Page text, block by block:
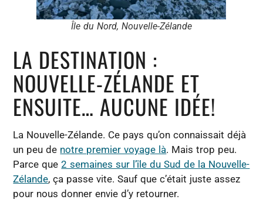
Île du Nord, Nouvelle-Zélande
LA DESTINATION :
NOUVELLE-ZÉLANDE ET
ENSUITE… AUCUNE IDÉE!
La Nouvelle-Zélande. Ce pays qu’on connaissait déjà
un peu de notre premier voyage là. Mais trop peu.
Parce que2 semaines sur l’île du Sud de la Nouvelle-
Zélande, ça passe vite. Sauf que c’était juste assez
pour nous donner envie d’y retourner.